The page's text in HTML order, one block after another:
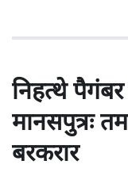
निहत्थे
मानसपुत्रः
बरकरार